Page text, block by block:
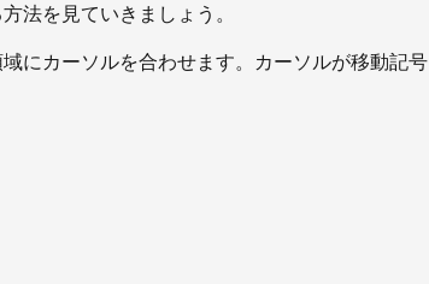
法を見ていきましょう。
にカーソルを合わせます。カーソルが移動記号